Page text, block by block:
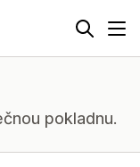
pokladnu.